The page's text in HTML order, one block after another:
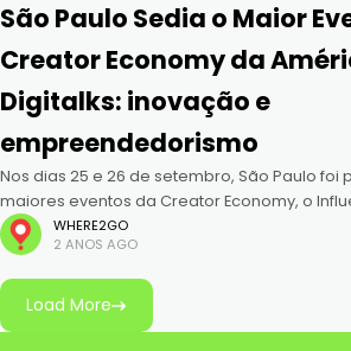
São Paulo Sedia o Maior
Creator Economy da
Digitalks: inovação e
empreendedorismo
Nos dias 25 e 26 de setembro, São Paulo foi
maiores eventos da Creator Economy, o
mais de 12 mil participantes e
WHERE2GO
2 ANOS AGO
Load More